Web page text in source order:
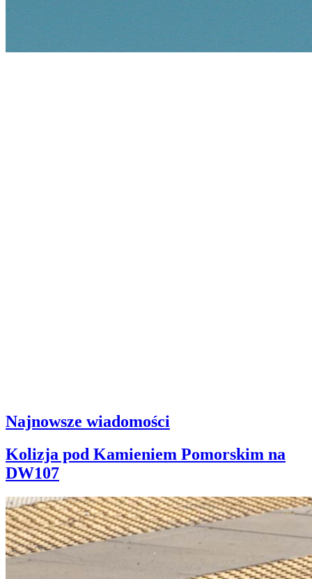
Najnowsze wiadomości
Kolizja pod Kamieniem Pomorskim na
DW107